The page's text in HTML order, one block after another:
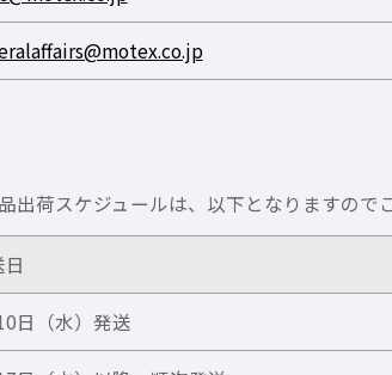
荷スケジュールは、以下となりますので
日（水）発送